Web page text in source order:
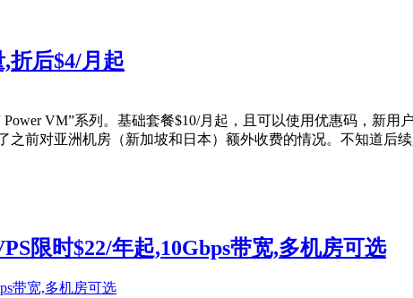
折后$4/月起
VM”系列。基础套餐$10/月起，且可以使用优惠码，新用
之前对亚洲机房（新加坡和日本）额外收费的情况。不知道
限时$22/年起,10Gbps带宽,多机房可选